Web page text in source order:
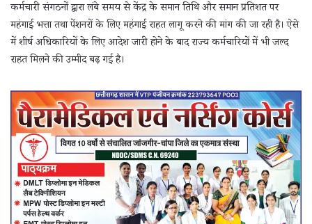
कर्मचारी संगठनों द्वारा लंबे समय से केंद्र के समान तिथि और समान प्रतिशत पर
महंगाई भत्ता तथा पेंशनरों के लिए महंगाई राहत लागू करने की मांग की जा रही है। ऐसे
में शीर्ष अधिकारियों के लिए आदेश जारी होने के बाद राज्य कर्मचारियों में भी जल्द
राहत मिलने की उम्मीद बढ़ गई है।